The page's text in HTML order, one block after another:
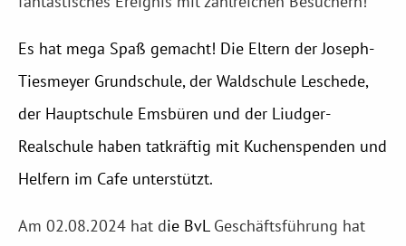
Es hat mega Spaß gemacht! Die Eltern der Joseph-
Tiesmeyer Grundschule, der Waldschule Leschede,
der Hauptschule Emsbüren und der Liudger-
Realschule haben tatkräftig mit Kuchenspenden und
Helfern im Cafe unterstützt.
Am 02.08.2024 hat die BvL Geschäftsführung hat